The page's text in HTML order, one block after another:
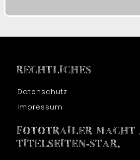
RECHTLICHES
Datenschutz
Impressum
FOTOTRAILER MACHT
TITELSEITEN-STAR.